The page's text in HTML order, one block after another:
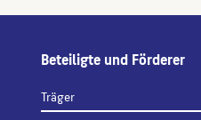
Beteiligte und Förderer
Träger